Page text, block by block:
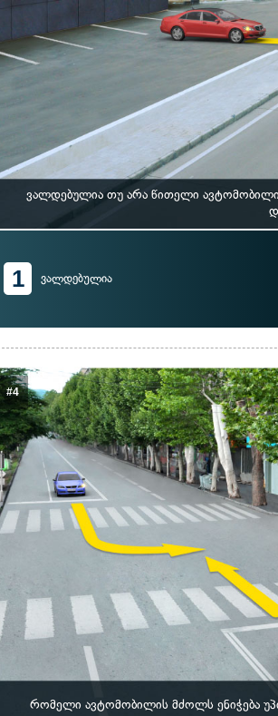
ვალდებულია თუ არა წითელი
1 ვალდებულია
#4
რომელი ავტომობილის მძოლს ენიჭება